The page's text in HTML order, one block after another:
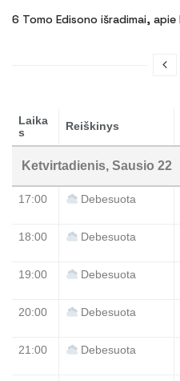
6 Tomo Edisono išradimai,
Laika
s
Reiškinys
Ketvirtadienis, Sausio 22
17:00 Debesuota
18:00 Debesuota
19:00 Debesuota
20:00 Debesuota
21:00 Debesuota